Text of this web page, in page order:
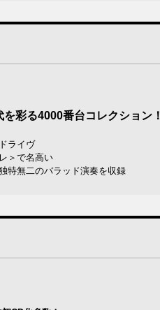
彩る4000番台コレクション！
ライヴ
＞で名高い
特無二のバラッド演奏を収録